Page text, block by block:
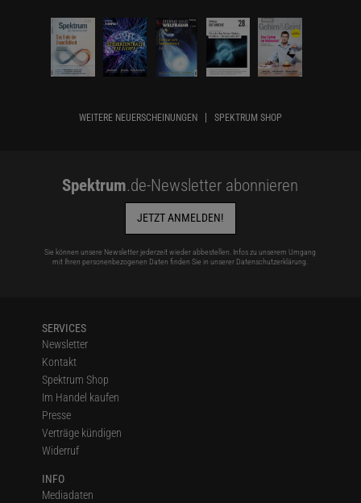
WEITERE NEUERSCHEINUNGEN SPEKTRUM SHOP
Spektrum.de-Newsletter abonnieren
JETZT ANMELDEN!
Sie können unsere Newsletter jederzeit wieder abbestellen. Infos zu unserem Umgang
mit Ihren personenbezogenen Daten finden Sie in unserer Datenschutzerklärung
SERVICES
Newsletter
Kontakt
Spektrum Shop
Im Handel kaufen
Presse
Verträge kündigen
Widerruf
INFO
Mediadaten